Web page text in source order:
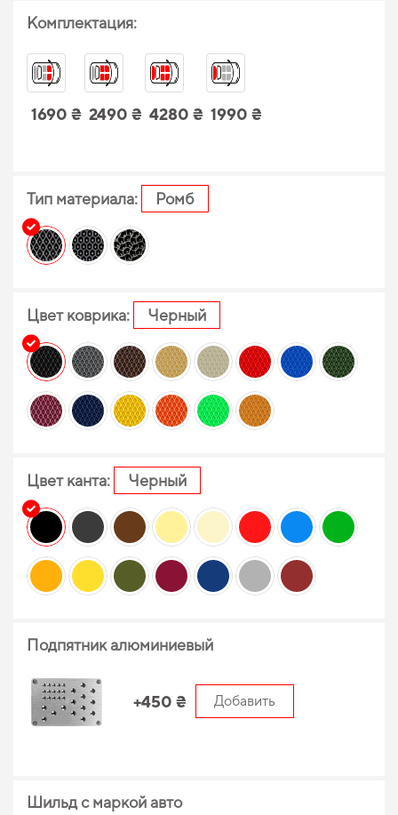
Комплектация:
1690 ₴ 2490 ₴ 4280 ₴ 1990 ₴
Тип материала: Ромб
Цвет коврика: Черный
Цвет канта: Черный
Подпятник алюминиевый
+450 ₴ Добавить
Шильд с маркой авто